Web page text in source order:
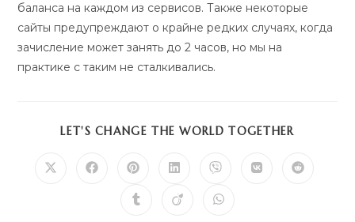
баланса на каждом из сервисов. Также некоторые
сайты предупреждают о крайне редких случаях, когда
зачисление может занять до 2 часов, но мы на
практике с таким не сталкивались.
LET'S CHANGE THE WORLD TOGETHER
Opens Opens Opens
a
new
Opens
a
new
Opens
a
new
Opens Opens
Opens Opens Opens